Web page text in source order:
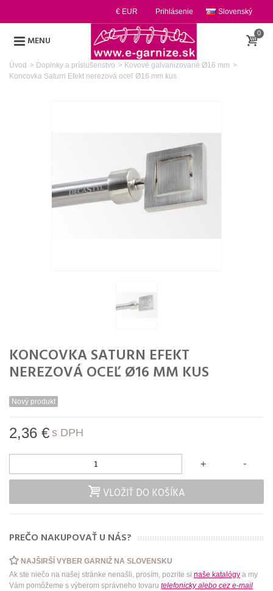
Slovenský
Prihlásenie
€ EUR
MENU
0
Úvod > Doplnky a príslušenstvo > Kovové galvanizované Ø16 mm >
Koncovka Saturn Efekt nerezová oceľ Ø16 mm kus
KONCOVKA SATURN EFEKT
NEREZOVÁ OCEĽ Ø16 MM KUS
Nový produkt
2,36 € s DPH
-
+
VLOŽIŤ DO KOŠÍKA
PREČO NAKUPOVAŤ U NÁS?
NAJŠIRŠÍ VYBER GARNIŽ NA SLOVENSKU
Ak ste niečo na našej stránke nenašli, prosím, pozrite si naše katalógy a my
Vám pomôžeme s výberom správneho tovaru telefonicky alebo cez e-mail